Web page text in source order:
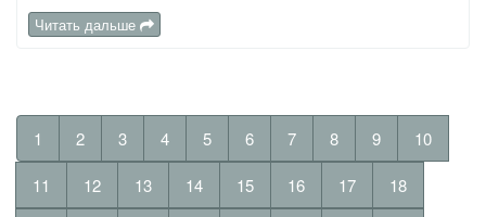
Читать дальше
1 2 3 4 5 6 7 8 9 10
11 12 13 14 15 16 17 18